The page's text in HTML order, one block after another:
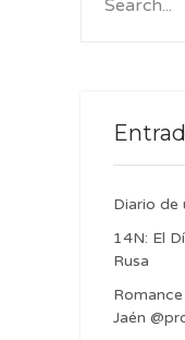
Diario de
14N: El
Rusa
Jaén